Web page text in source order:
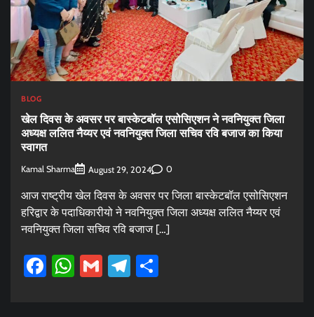
BLOG
खेल दिवस के अवसर पर बास्केटबॉल एसोसिएशन ने नवनियुक्त जिला
अध्यक्ष ललित नैय्यर एवं नवनियुक्त जिला सचिव रवि बजाज का किया
स्वागत
Kamal Sharma August 29, 2024 0
आज राष्ट्रीय खेल दिवस के अवसर पर जिला बास्केटबॉल एसोसिएशन
हरिद्वार के पदाधिकारीयो ने नवनियुक्त जिला अध्यक्ष ललित नैय्यर एवं
नवनियुक्त जिला सचिव रवि बजाज […]
Facebook
WhatsApp
GmailTelegram